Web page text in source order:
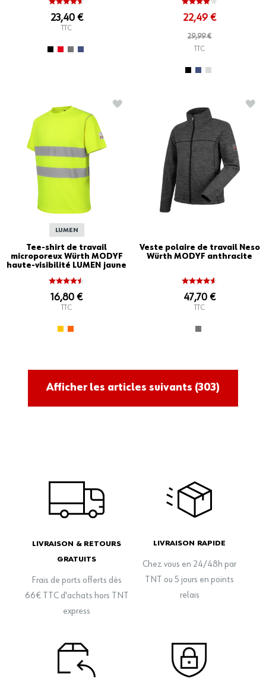
23,40 €
TTC
22,49 €
29,99 €
TTC
LUMEN
Tee-shirt de travail
microporeux Würth MODYF
haute-visibilité LUMEN jaune
16,80 €
TTC
AJOUTER À LA LISTE D'ACHATS
Veste polaire de travail Neso
Würth MODYF anthracite
47,70 €
TTC
Afficher les articles suivants (303)
LIVRAISON & RETOURS
GRATUITS
Frais de ports offerts dès
66€ TTC d'achats hors TNT
express
LIVRAISON RAPIDE
Chez vous en 24/48h par
TNT ou 5 jours en points
relais